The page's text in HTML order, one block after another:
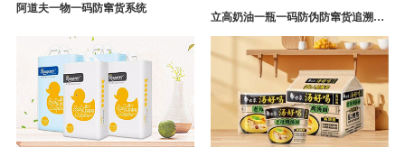
阿道夫一物一码防窜货系统
立高奶油一瓶一码防伪防窜货追溯系统解决方案